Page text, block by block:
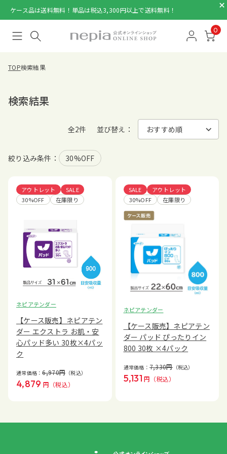
ケース品は送料無料！単品は税込3,300円以上で送料無料！
0
TOP検索結果
検索結果
全2件 並び替え：
絞り込み条件： 30%OFF
アウトレット
SALE
30%OFF
在庫限り
ネピアテンダー
【ケース販売】ネピアテン
ダー エクストラ お肌・安
心パッド多い 30枚×4パッ
ク
通常価格：6,970円 （税込）
4,879 円 （税込）
SALE
アウトレット
30%OFF
在庫限り
ネピアテンダー
【ケース販売】ネピアテン
ダー パッド ぴったりイン
800 30枚 ×4パック
通常価格： 7,330円（税込）
5,131 円 （税込）